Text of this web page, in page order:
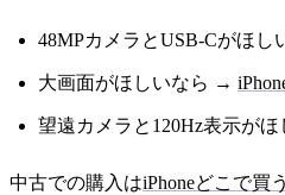
48MPカメラとUSB-Cがほし
大画面がほしいなら →
望遠カメラと120Hz表示が
中古での購入はiPhoneどこで買